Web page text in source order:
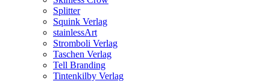
Splitter
Squink Verlag
stainlessArt
Stromboli Verlag
Taschen Verlag
Tell Branding
Tintenkilby Verlag